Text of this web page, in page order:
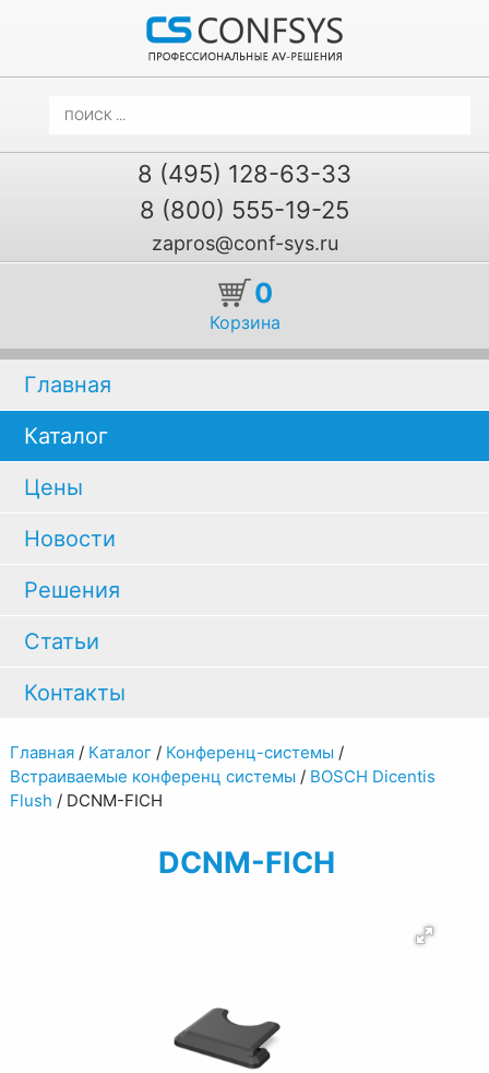
8 (495) 128-63-33
8 (800) 555-19-25
zapros@conf-sys.ru
0
Корзина
Главная
Каталог
Цены
Новости
Решения
Статьи
Контакты
Главная/ Каталог/ Конференц-системы /
Встраиваемые конференц системы / BOSCH Dicentis
Flush / DCNM-FICH
DCNM-FICH